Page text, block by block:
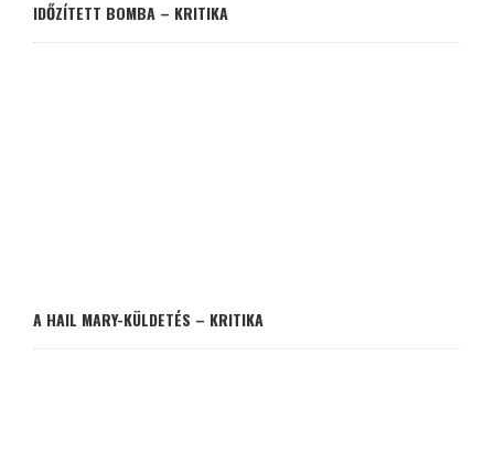
IDŐZÍTETT BOMBA – KRITIKA
A HAIL MARY-KÜLDETÉS – KRITIKA